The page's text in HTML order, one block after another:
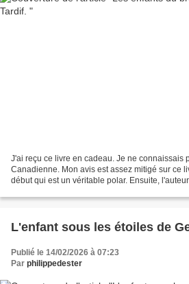
J'ai reçu ce livre en cadeau. Je ne connaissais
Canadienne. Mon avis est assez mitigé sur ce
début qui est un véritable polar. Ensuite,
L'enfant sous les étoiles de
Publié le 14/02/2026 à 07:23
Par philippedester